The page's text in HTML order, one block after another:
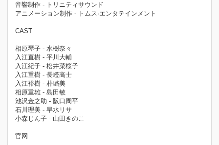
音響制作 - トリニティサウンド
アニメーション制作 - トムス·エンタテインメント
CAST
相原琴子 - 水樹奈々
入江直樹 - 平川大輔
入江紀子 - 松井菜桜子
入江重樹 - 長嶝高士
入江裕樹 - 朴璐美
相原重雄 - 島田敏
池沢金之助 - 阪口周平
石川理美 - 早水リサ
小森じん子 - 山田きのこ
官网